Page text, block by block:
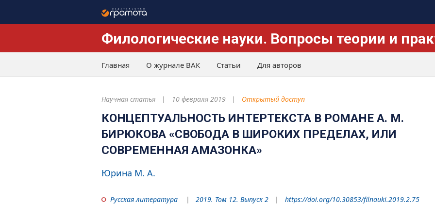
Филологические науки. Вопросы теории и
Главная О журнале ВАК Статьи Для авторов
Научная статья 10 февраля 2019 Открытый доступ
КОНЦЕПТУАЛЬНОСТЬ ИНТЕРТЕКСТА В РОМАНЕ А. М.
БИРЮКОВА «СВОБОДА В ШИРОКИХ ПРЕДЕЛАХ, ИЛИ
СОВРЕМЕННАЯ АМАЗОНКА»
Юрина М. А.
Русская литература 2019. Том 12. Выпуск 2 https://doi.org/10.30853/filnauki.2019.2.75